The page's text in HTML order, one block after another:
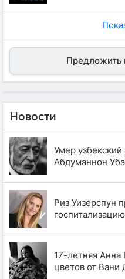
Предложить
Новости
Умер
Абдуманнон
Риз Уизерспун
17-летняя Анна
цветов от Вани